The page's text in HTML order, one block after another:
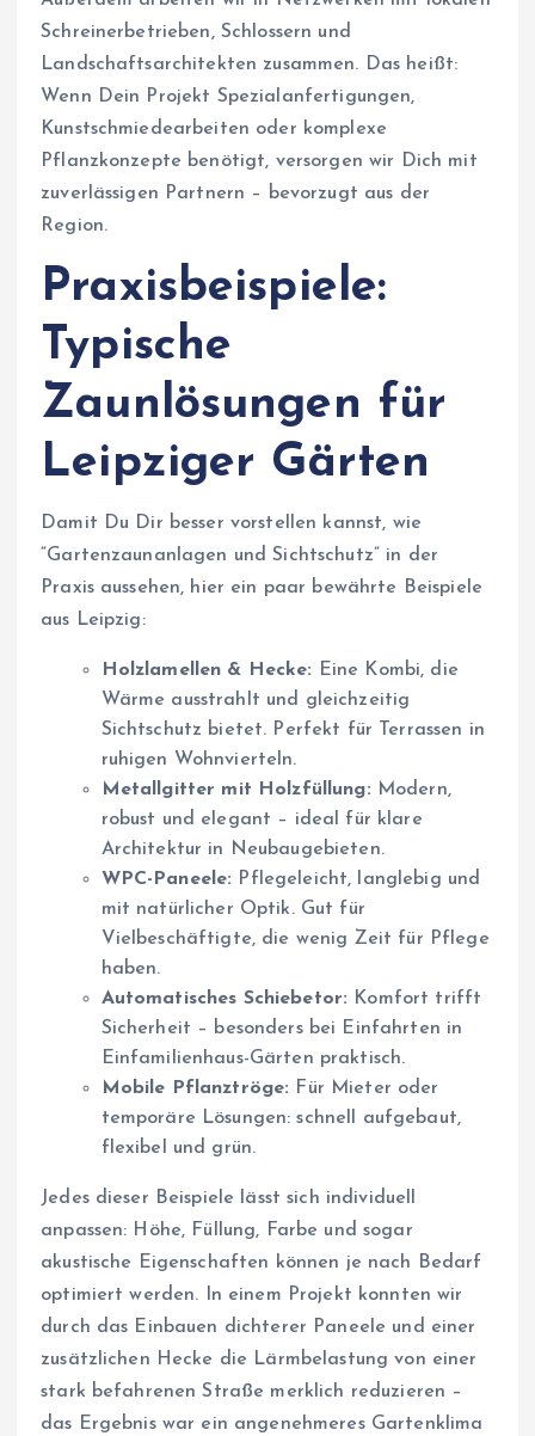
Schreinerbetrieben, Schlossern und
Landschaftsarchitekten zusammen. Das heißt:
Wenn Dein Projekt Spezialanfertigungen,
Kunstschmiedearbeiten oder komplexe
Pflanzkonzepte benötigt, versorgen wir Dich mit
zuverlässigen Partnern – bevorzugt aus der
Region.
Praxisbeispiele:
Typische
Zaunlösungen für
Leipziger Gärten
Damit Du Dir besser vorstellen kannst, wie
“Gartenzaunanlagen und Sichtschutz” in der
Praxis aussehen, hier ein paar bewährte Beispiele
aus Leipzig:
Holzlamellen & Hecke: Eine Kombi, die
Wärme ausstrahlt und gleichzeitig
Sichtschutz bietet. Perfekt für Terrassen in
ruhigen Wohnvierteln.
Metallgitter mit Holzfüllung: Modern,
robust und elegant – ideal für klare
Architektur in Neubaugebieten.
WPC-Paneele: Pflegeleicht, langlebig und
mit natürlicher Optik. Gut für
Vielbeschäftigte, die wenig Zeit für Pflege
haben.
Automatisches Schiebetor: Komfort trifft
Sicherheit – besonders bei Einfahrten in
Einfamilienhaus-Gärten praktisch.
Mobile Pflanztröge: Für Mieter oder
temporäre Lösungen: schnell aufgebaut,
flexibel und grün.
Jedes dieser Beispiele lässt sich individuell
anpassen: Höhe, Füllung, Farbe und sogar
akustische Eigenschaften können je nach Bedarf
optimiert werden. In einem Projekt konnten wir
durch das Einbauen dichterer Paneele und einer
zusätzlichen Hecke die Lärmbelastung von einer
stark befahrenen Straße merklich reduzieren –
das Ergebnis war ein angenehmeres Gartenklima